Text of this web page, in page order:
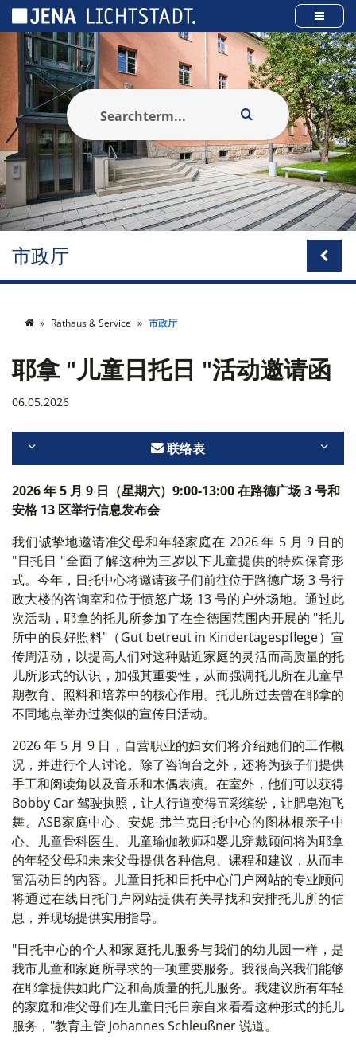
市政厅
Rathaus & Service 市政厅
耶拿 "儿童日托日 "活动邀请函
06.05.2026
联络表
2026 年 5 月 9 日（星期六）9:00-13:00 在路德广场 3 号和
安格 13 区举行信息发布会
我们诚挚地邀请准父母和年轻家庭在 2026 年 5 月 9 日的
"日托日 "全面了解这种为三岁以下儿童提供的特殊保育形
式。今年，日托中心将邀请孩子们前往位于路德广场 3 号行
政大楼的咨询室和位于愤怒广场 13 号的户外场地。通过此
次活动，耶拿的托儿所参加了在全德国范围内开展的 "托儿
所中的良好照料"（Gut betreut in Kindertagespflege）宣
传周活动，以提高人们对这种贴近家庭的灵活而高质量的托
儿所形式的认识，加强其重要性，从而强调托儿所在儿童早
期教育、照料和培养中的核心作用。托儿所过去曾在耶拿的
不同地点举办过类似的宣传日活动。
2026 年 5 月 9 日，自营职业的妇女们将介绍她们的工作概
况，并进行个人讨论。除了咨询台之外，还将为孩子们提供
手工和阅读角以及音乐和木偶表演。在室外，他们可以获得
Bobby Car 驾驶执照，让人行道变得五彩缤纷，让肥皂泡飞
舞。ASB家庭中心、安妮-弗兰克日托中心的图林根亲子中
心、儿童骨科医生、儿童瑜伽教师和婴儿穿戴顾问将为耶拿
的年轻父母和未来父母提供各种信息、课程和建议，从而丰
富活动日的内容。儿童日托和日托中心门户网站的专业顾问
将通过在线日托门户网站提供有关寻找和安排托儿所的信
息，并现场提供实用指导。
"日托中心的个人和家庭托儿服务与我们的幼儿园一样，是
我市儿童和家庭所寻求的一项重要服务。我很高兴我们能够
在耶拿提供如此广泛和高质量的托儿服务。我建议所有年轻
的家庭和准父母们在儿童日托日亲自来看看这种形式的托儿
服务，"教育主管 Johannes Schleußner 说道。
Cookies management panel